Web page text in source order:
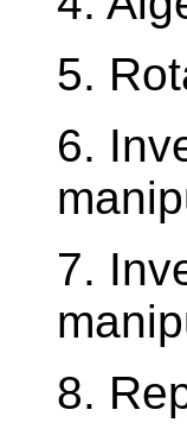
5.
6.
7.
8.